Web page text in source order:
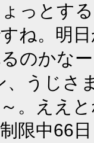
っとす
ね。明
のかなー
、うじさ
。ええ
限中66